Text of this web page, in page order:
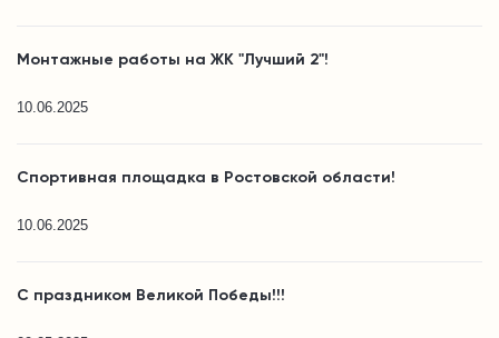
Монтажные работы на ЖК "Лучший 2"!
10.06.2025
Спортивная площадка в Ростовской области!
10.06.2025
С праздником Великой Победы!!!